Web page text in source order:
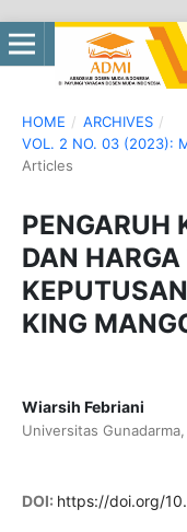
HOME / ARCHIVES /
VOL. 2 NO. 03 (2023):
Articles
PENGARUH
DAN
KING
Wiarsih Febriani
Universitas
DOI: https://doi.org/